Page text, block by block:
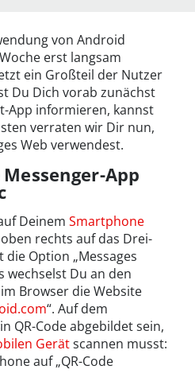
von Android
erst langsam
ein Großteil der Nutzer
Du Dich vorab zunächst
App informieren, kannst
verraten wir Dir nun,
Web verwendest.
App
Deinem Smartphone
rechts auf das Drei-
Option „Messages
wechselst Du an den
Browser die Website
“. Auf dem
QR-Code abgebildet sein,
Gerätscannen musst:
auf „QR-Code